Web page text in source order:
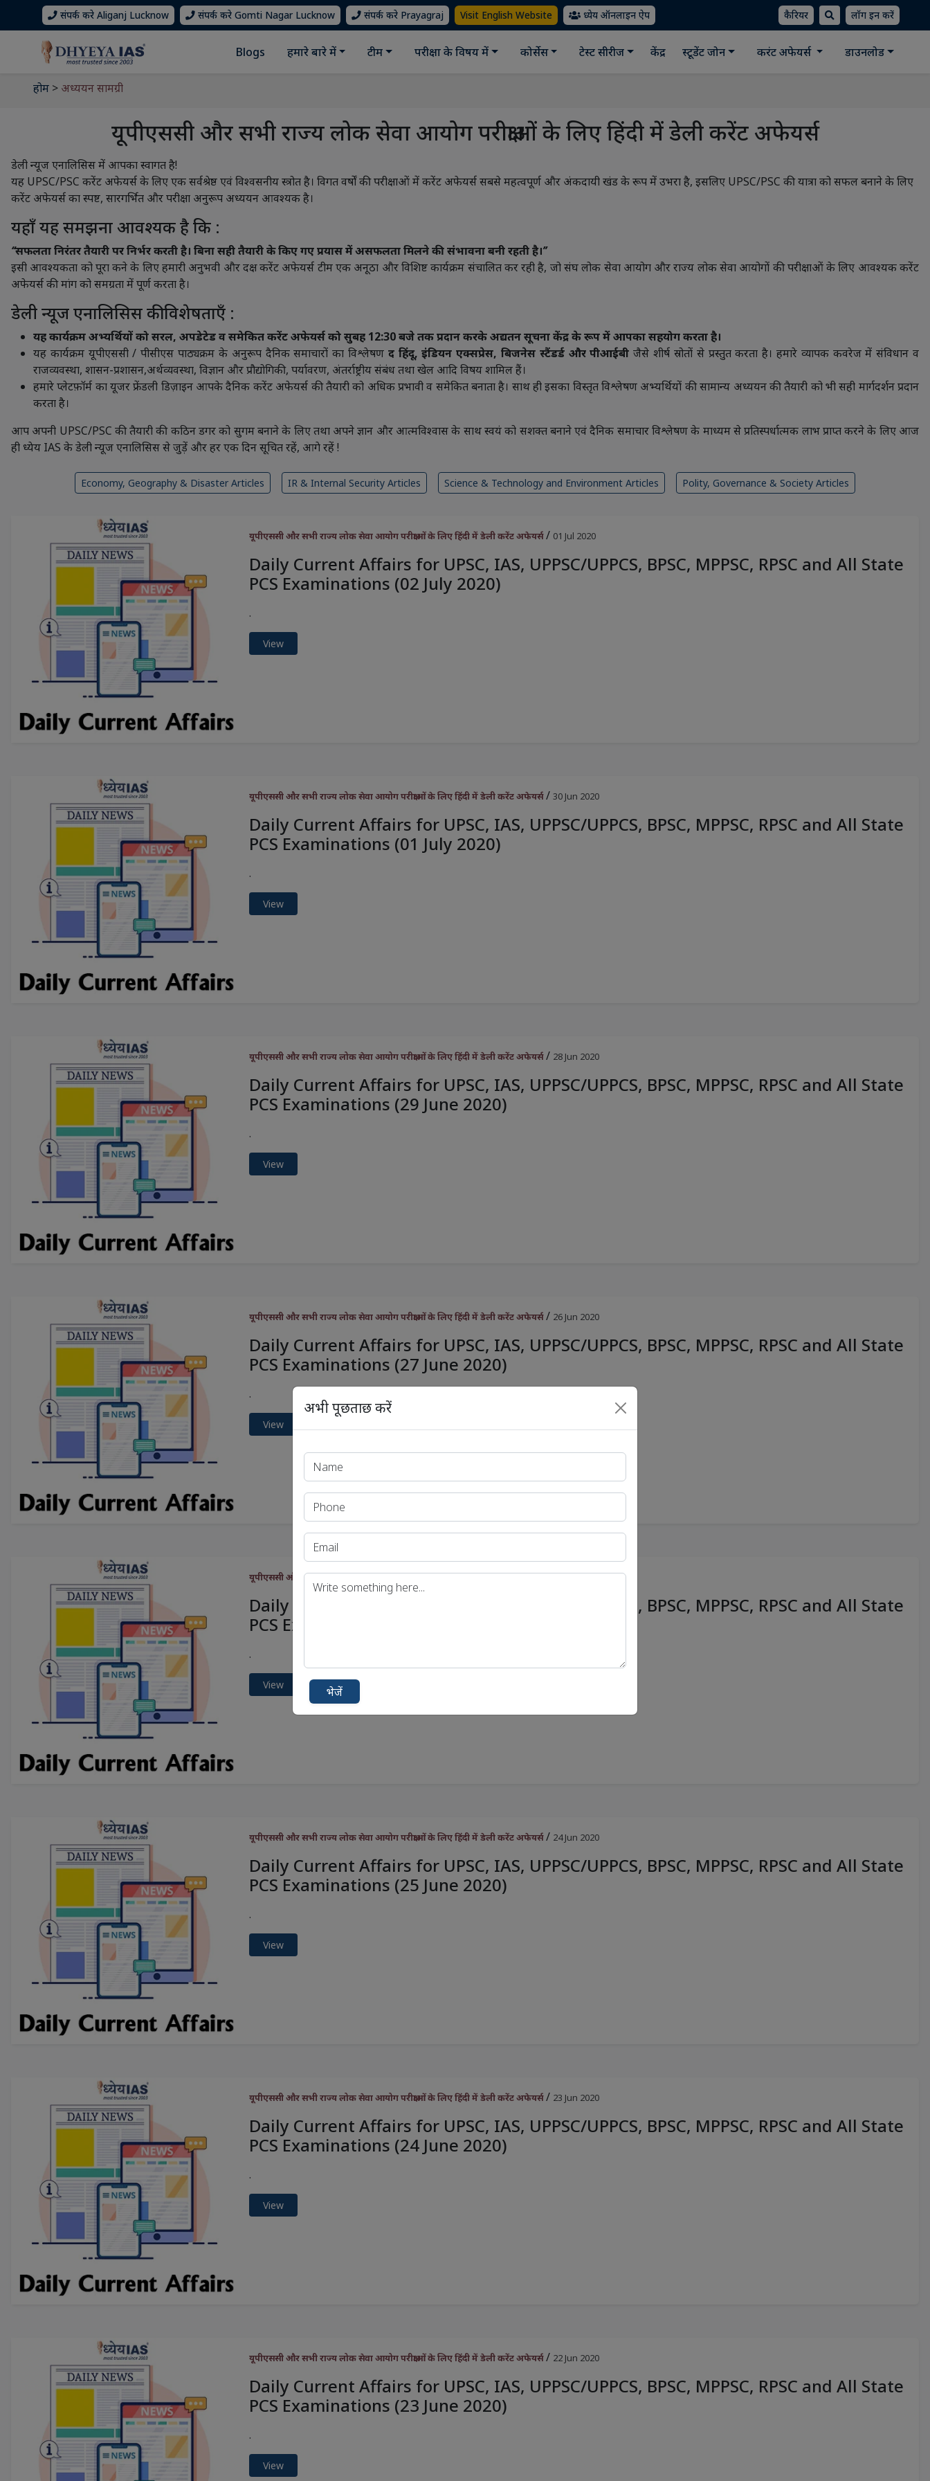
संपर्क करे Aliganj Lucknow संपर्क करे Gomti Nagar Lucknow संपर्क करे Prayagraj Visit English Website ध्येय ऑनलाइन ऐप कैरियर लॉग इन करें
Blogs हमारे बारे में टीम परीक्षा के विषय में कोर्सेस टेस्ट सीरीज केंद्र स्टूडेंट जोन करंट अफेयर्स डाउनलोड
होम > अध्ययन सामग्री
यूपीएससी और सभी राज्य लोक सेवा आयोग परीक्षाओं के लिए हिंदी में डेली करेंट अफेयर्स
डेली न्यूज एनालिसिस में आपका स्वागत है!
यह UPSC/PSC करेंट अफेयर्स के लिए एक सर्वश्रेष्ठ एवं विश्वसनीय स्त्रोत है। विगत वर्षों की परीक्षाओं में करेंट अफेयर्स सबसे महत्वपूर्ण और अंकदायी खंड के रूप में उभरा है, इसलिए UPSC/PSC की यात्रा को सफल बनाने के लिए
करेंट अफेयर्स का स्पष्ट, सारगर्भित और परीक्षा अनुरूप अध्ययन आवश्यक है।
यहाँ यह समझना आवश्यक है कि :
‘‘सफलता निरंतर तैयारी पर निर्भर करती है। बिना सही तैयारी के किए गए प्रयास में असफलता मिलने की संभावना बनी रहती है।’’
इसी आवश्यकता को पूरा कने के लिए हमारी अनुभवी और दक्ष करेंट अफेयर्स टीम एक अनूठा और विशिष्ट कार्यक्रम संचालित कर रही है, जो संघ लोक सेवा आयोग और राज्य लोक सेवा आयोगों की परीक्षाओं के लिए आवश्यक करेंट
अफेयर्स की मांग को समग्रता में पूर्ण करता है।
डेली न्यूज एनालिसिस की विशेषताएँ :
यह कार्यक्रम अभ्यर्थियों को सरल, अपडेटेड व समेकित करेंट अफेयर्स को सुबह 12:30 बजे तक प्रदान करके अद्यतन सूचना केंद्र के रूप में आपका सहयोग करता है।
यह कार्यक्रम यूपीएससी / पीसीएस पाठ्यक्रम के अनुरूप दैनिक समाचारों का विश्लेषण द हिंदू, इंडियन एक्सप्रेस, बिजनेस स्टैंडर्ड और पीआईबी जैसे शीर्ष स्रोतों से प्रस्तुत करता है। हमारे व्यापक कवरेज में संविधान व
राजव्यवस्था, शासन-प्रशासन,अर्थव्यवस्था, विज्ञान और प्रौद्योगिकी, पर्यावरण, अंतर्राष्ट्रीय संबंध तथा खेल आदि विषय शामिल हैं।
हमारे प्लेटफ़ॉर्म का यूजर फ्रेंडली डिज़ाइन आपके दैनिक करेंट अफेयर्स की तैयारी को अधिक प्रभावी व समेकित बनाता है। साथ ही इसका विस्तृत विश्लेषण अभ्यर्थियों की सामान्य अध्ययन की तैयारी को भी सही मार्गदर्शन प्रदान
करता है।
आप अपनी UPSC/PSC की तैयारी की कठिन डगर को सुगम बनाने के लिए तथा अपने ज्ञान और आत्मविश्वास के साथ स्वयं को सशक्त बनाने एवं दैनिक समाचार विश्लेषण के माध्यम से प्रतिस्पर्धात्मक लाभ प्राप्त करने के लिए आज
ही ध्येय IAS के डेली न्यूज एनालिसिस से जुड़ें और हर एक दिन सूचित रहें, आगे रहें !
Economy, Geography & Disaster Articles IR & Internal Security Articles Science & Technology and Environment Articles Polity, Governance & Society Articles
यूपीएससी और सभी राज्य लोक सेवा आयोग परीक्षाओं के लिए हिंदी में डेली करेंट अफेयर्स/ 01 Jul 2020
Daily Current Affairs for UPSC, IAS, UPPSC/UPPCS, BPSC, MPPSC, RPSC and All State
PCS Examinations (02 July 2020)
.
View
यूपीएससी और सभी राज्य लोक सेवा आयोग परीक्षाओं के लिए हिंदी में डेली करेंट अफेयर्स/ 30 Jun 2020
Daily Current Affairs for UPSC, IAS, UPPSC/UPPCS, BPSC, MPPSC, RPSC and All State
PCS Examinations (01 July 2020)
.
View
यूपीएससी और सभी राज्य लोक सेवा आयोग परीक्षाओं के लिए हिंदी में डेली करेंट अफेयर्स/ 28 Jun 2020
Daily Current Affairs for UPSC, IAS, UPPSC/UPPCS, BPSC, MPPSC, RPSC and All State
PCS Examinations (29 June 2020)
.
View
यूपीएससी और सभी राज्य लोक सेवा आयोग परीक्षाओं के लिए हिंदी में डेली करेंट अफेयर्स/ 26 Jun 2020
Daily Current Affairs for UPSC, IAS, UPPSC/UPPCS, BPSC, MPPSC, RPSC and All State
PCS Examinations (27 June 2020)
.
View
यूपीएससी और सभी राज्य लोक सेवा आयोग परीक्षाओं के लिए हिंदी में डेली करेंट अफेयर्स/25 Jun 2020
Daily Current Affairs for UPSC, IAS, UPPSC/UPPCS, BPSC, MPPSC, RPSC and All State
PCS Examinations (26 June 2020)
.
View
यूपीएससी और सभी राज्य लोक सेवा आयोग परीक्षाओं के लिए हिंदी में डेली करेंट अफेयर्स/ 24 Jun 2020
Daily Current Affairs for UPSC, IAS, UPPSC/UPPCS, BPSC, MPPSC, RPSC and All State
PCS Examinations (25 June 2020)
.
View
यूपीएससी और सभी राज्य लोक सेवा आयोग परीक्षाओं के लिए हिंदी में डेली करेंट अफेयर्स/ 23 Jun 2020
Daily Current Affairs for UPSC, IAS, UPPSC/UPPCS, BPSC, MPPSC, RPSC and All State
PCS Examinations (24 June 2020)
.
View
यूपीएससी और सभी राज्य लोक सेवा आयोग परीक्षाओं के लिए हिंदी में डेली करेंट अफेयर्स/ 22 Jun 2020
Daily Current Affairs for UPSC, IAS, UPPSC/UPPCS, BPSC, MPPSC, RPSC and All State
PCS Examinations (23 June 2020)
.
View
अभी पूछताछ करें
भेजें